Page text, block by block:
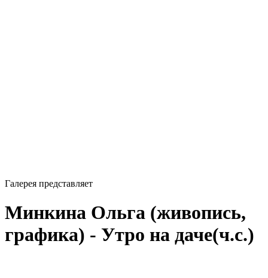
Галерея представляет
Минкина Ольга (живопись,
графика) - Утро на даче(ч.с.)